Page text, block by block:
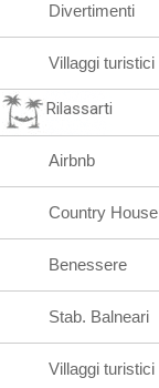
Divertimenti
Villaggi turistici
Rilassarti
Airbnb
Country House
Benessere
Stab. Balneari
Villaggi turistici